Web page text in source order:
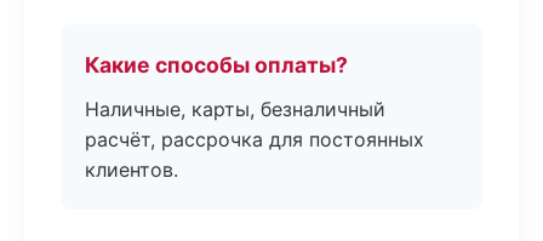
Какие способы оплаты?
Наличные, карты, безналичный
расчёт, рассрочка для постоянных
клиентов.